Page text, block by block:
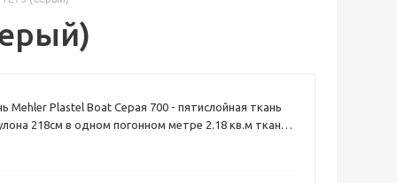
Mehler Plastel Boat Серая 700 - пятислойная ткань
218см в одном погонном метре 2.18 кв.м ткань
и имеет очень высокие показания качества!